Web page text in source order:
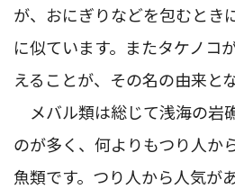
が、おにぎりなどを包むとき
に似ています。またタケノコ
えることが、その名の由来と
メバル類は総じて浅海の岩
のが多く、何よりもつり人か
魚類です。つり人から人気が